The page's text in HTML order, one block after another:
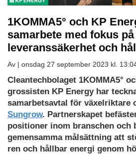
1KOMMA5° och KP
samarbete med fokus på
leveranssäkerhet och
Av | onsdag 27 september 2023 kl.
Cleantechbolaget 1KOMMA5°
grossisten KP Energy har
samarbetsavtal för växelriktare
Sungrow. Partnerskapet
positioner inom branschen och
gemensamma målsättning att
ren och hållbar energi genom